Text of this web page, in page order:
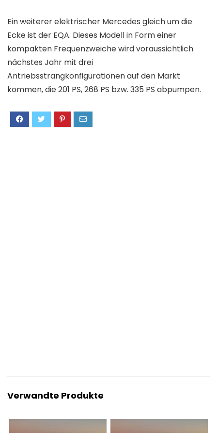
Ein weiterer elektrischer Mercedes gleich um die
Ecke ist der EQA. Dieses Modell in Form einer
kompakten Frequenzweiche wird voraussichtlich
nächstes Jahr mit drei
Antriebsstrangkonfigurationen auf den Markt
kommen, die 201 PS, 268 PS bzw. 335 PS abpumpen.
Verwandte Produkte